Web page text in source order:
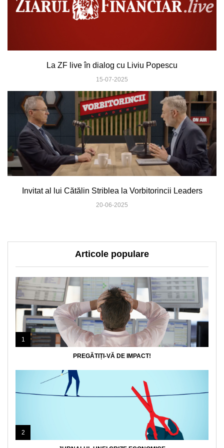
La ZF live în dialog cu Liviu Popescu
15-07-2025
Invitat al lui Cătălin Striblea la Vorbitorincii Leaders
20-06-2025
Articole populare
1
PREGĂTIȚI-VĂ DE IMPACT!
2